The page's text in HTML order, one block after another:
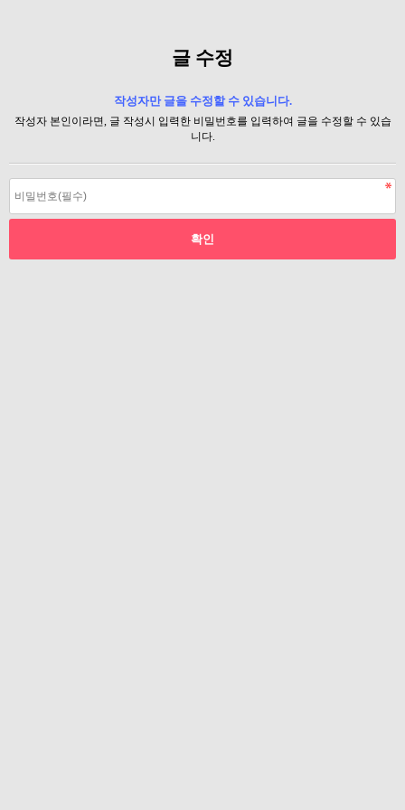
글 수정
작성자만 글을 수정할 수 있습니다.
작성자 본인이라면, 글 작성시 입력한 비밀번호를 입력하여 글을 수정할 수 있습
니다.